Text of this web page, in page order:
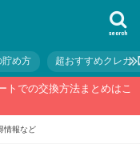
search
貯め方 超おすすめクレカ
トでの交換方法まとめはこ
情報など